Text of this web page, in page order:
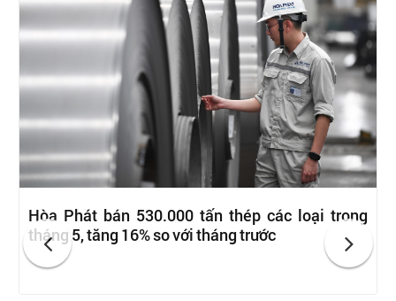
Hòa Phát bán 530.000 tấn thép các loại trong
tháng 5, tăng 16% so với tháng trước